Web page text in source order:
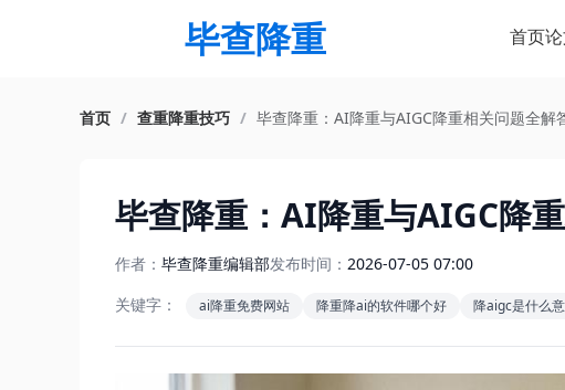
毕查降重 首页
首页 / 查重降重技巧 / 毕查降重：AI降重与AIGC降重相关问题全解
毕查降重：AI降重与AIGC降
作者： 毕查降重编辑部发布时间： 2026-07-05 07:00
关键字：
ai降重免费网站 降重降ai的软件哪个好 降aigc是什么